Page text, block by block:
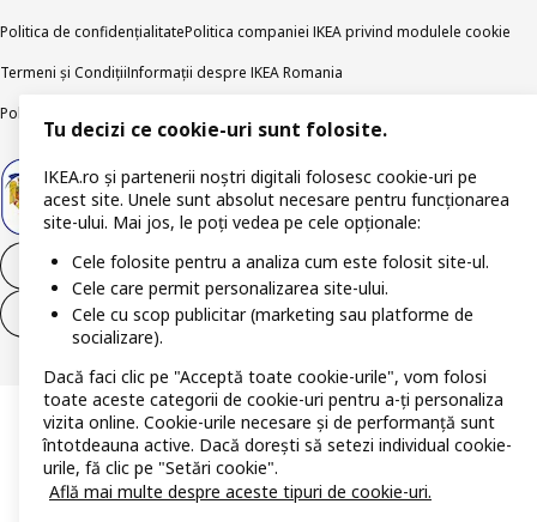
Politica de confidențialitatePolitica companiei IKEA privind modulele cookie
Termeni și CondițiiInformații despre IKEA Romania
Politica de publicare responsabilă
Retrage-te din contract
Retrage-te din contract (servicii)
Tu decizi ce cookie-uri sunt folosite.
IKEA.ro și partenerii noștri digitali folosesc cookie-uri pe
acest site. Unele sunt absolut necesare pentru funcționarea
site-ului. Mai jos, le poți vedea pe cele opționale:
Cele folosite pentru a analiza cum este folosit site-ul.
Cele care permit personalizarea site-ului.
Cele cu scop publicitar (marketing sau platforme de
socializare).
Dacă faci clic pe "Acceptă toate cookie-urile", vom folosi
toate aceste categorii de cookie-uri pentru a-ți personaliza
vizita online. Cookie-urile necesare și de performanță sunt
întotdeauna active. Dacă dorești să setezi individual cookie-
urile, fă clic pe "Setări cookie".
Află mai multe despre aceste tipuri de cookie-uri.